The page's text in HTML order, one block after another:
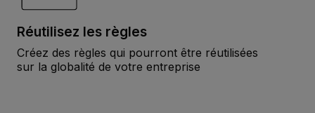
Réutilisez les règles
Créez des règles qui pourront être réutilisées
sur la globalité de votre entreprise